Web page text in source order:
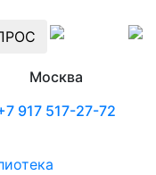
Москва
917 517-27-72